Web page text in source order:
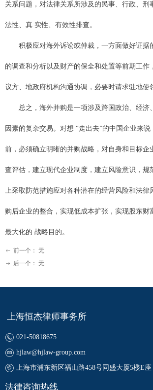
关系问题，对法律关系所涉及的民事、行政、刑
法性、真 实性、有效性排查。
积极应对海外诉讼或仲裁，一方面做好证据
的调查和分析以及财产的保全和处置等前期工作
议方、地政府机构沟通协调，必要时请求驻地使
总之，海外并购是一项涉及跨国政治、经济
因素的复杂交易。对想 “走出去”的中国企业来
前，必须确立明晰的并购战略，对自身和目标企
查评估，建立现代企业制度，建立风险意识，规
上采取防范措施应对各种潜在的经营风险和法律
购后企业的整合，实现低成本扩张，实现股东财
最大化的 战略目的。
ꂃ 前一个： 无
ꁹ 后一个： 无
法律咨询热线
021-50818675
hjlaw@hjlaw-group.com
上海市浦东新区福山路458号同盛大厦5楼E座
上海恒杰律师事务所